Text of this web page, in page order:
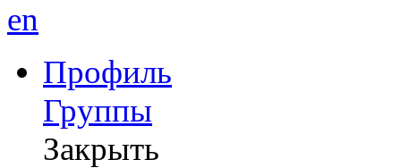
en
Профиль
Группы
Закрыть